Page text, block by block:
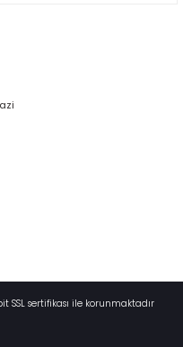
SSL sertifikası ile korunmaktadır